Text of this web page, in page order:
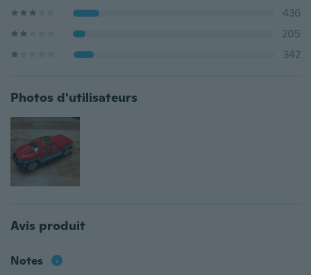
436
205
342
Photos d'utilisateurs
Avis produit
Notes